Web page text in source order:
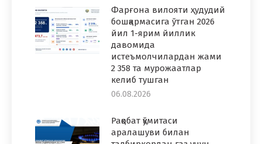
Фарғона вилояти ҳудудий
бошқармасига ўтган 2026
йил 1-ярим йиллик
давомида
истеъмолчилардан жами
2 358 та мурожаатлар
келиб тушган
06.08.2026
Рақобат қўмитаси
аралашуви билан